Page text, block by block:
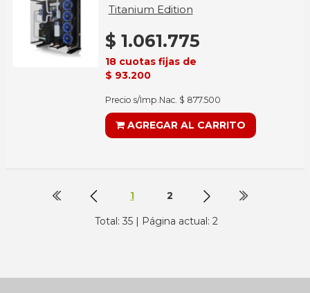
Titanium Edition
$ 1.061.775
18 cuotas fijas de
$ 93.200
Precio s/Imp.Nac. $ 877.500
AGREGAR AL CARRITO
1 2
Total: 35 | Página actual: 2